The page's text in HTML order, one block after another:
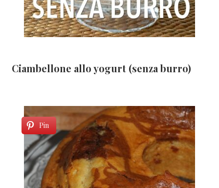
Ciambellone allo yogurt (senza burro)
Pin